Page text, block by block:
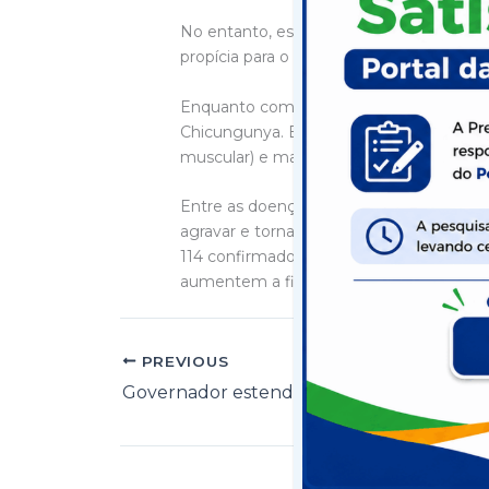
No entanto, este vírus não é a única
propícia para o desenvolvimento
Enquanto combatemos o coronavírus,
Chicungunya. E o problema ainda se
muscular) e mal-estar, por exemplo.
Entre as doenças causadas pelo
agravar e tornar-se letal. Segundo o
114 confirmados. “Neste ano de 2021,
aumentem a fiscalização em casa para
PREVIOUS